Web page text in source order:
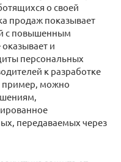
о своей
продаж показывает
с повышенным
и
персональных
к разработке
пример, можно
передаваемых через